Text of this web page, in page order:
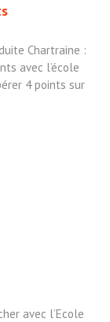
Chartraine :
avec l’école
4 points sur
avec l’Ecole